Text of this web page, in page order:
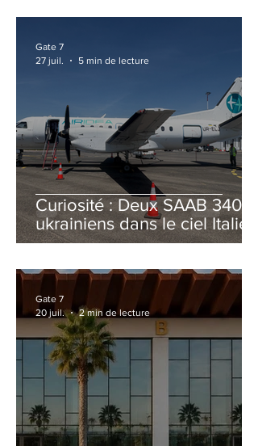
Curiosité : Deux SAAB 340B
ukrainiens dans le ciel Italien
cet été
Gate 7
27 juil.
5 min de lecture
Gate 7
20 juil.
2 min de lecture